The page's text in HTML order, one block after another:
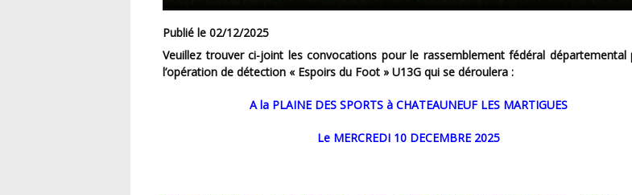
Publié le 02/12/2025
Veuillez trouver ci-joint les convocations pour le rassemblement fédéral départemental pour
l’opération de détection « Espoirs du Foot » U13G qui se déroulera :
A la PLAINE DES SPORTS à CHATEAUNEUF LES MARTIGUES
Le MERCREDI 10 DECEMBRE 2025